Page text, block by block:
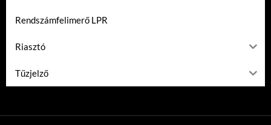
Rendszámfelimerő LPR
Riasztó
Tűzjelző